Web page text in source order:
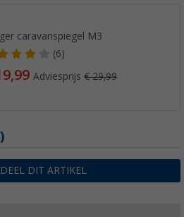
caravanspiegel M3
(6)
Adviesprijs€ 29,99
DIT ARTIKEL